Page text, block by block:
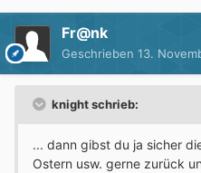
Fr@nk
Geschrieben 13.
knight schrieb:
... dann gibst du ja sicher
Ostern usw. gerne zurück